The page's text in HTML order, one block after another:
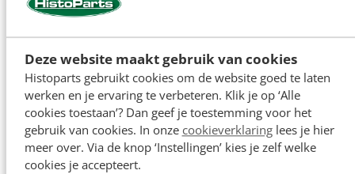
Deze website maakt gebruik van cookies
Histoparts gebruikt cookies om de website goed te laten
werken en je ervaring te verbeteren. Klik je op ‘Alle
cookies toestaan’? Dan geef je toestemming voor het
gebruik van cookies. In onze cookieverklaringlees je hier
meer over. Via de knop ‘Instellingen’ kies je zelf welke
cookies je accepteert.